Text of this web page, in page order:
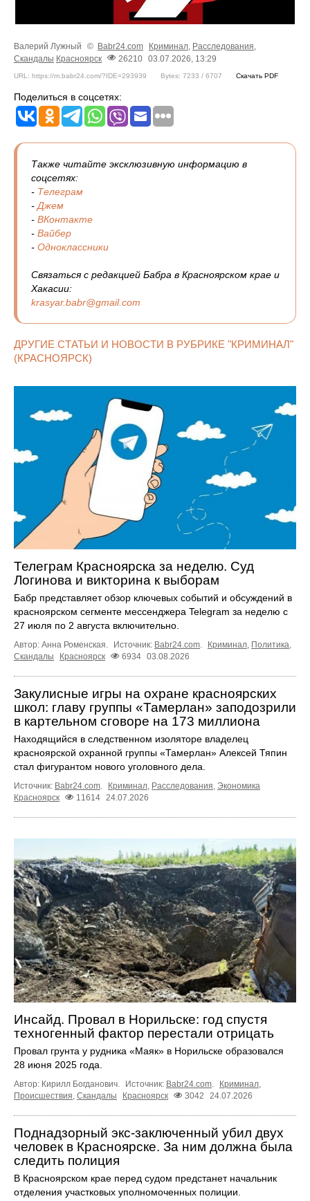
Валерий Лужный © Babr24.com Криминал, Расследования,
Скандалы Красноярск 26210 03.07.2026, 13:29
URL: https://m.babr24.com/?IDE=293939 Bytes: 7233 / 6707 Скачать PDF
Поделиться в соцсетях:
Также читайте эксклюзивную информацию в
соцсетях:
- Телеграм
- Джем
- ВКонтакте
- Вайбер
- Одноклассники
Связаться с редакцией Бабра в Красноярском крае и
Хакасии:
krasyar.babr@gmail.com
ДРУГИЕ СТАТЬИ И НОВОСТИ В РУБРИКЕ "КРИМИНАЛ"
(КРАСНОЯРСК)
Телеграм Красноярска за неделю. Суд
Логинова и викторина к выборам
Бабр представляет обзор ключевых событий и обсуждений в
красноярском сегменте мессенджера Telegram за неделю с
27 июля по 2 августа включительно.
Автор: Анна Роменская. Источник: Babr24.com. Криминал, Политика,
Скандалы
Красноярск 6934 03.08.2026
Закулисные игры на охране красноярских
школ: главу группы «Тамерлан» заподозрили
в картельном сговоре на 173 миллиона
Находящийся в следственном изоляторе владелец
красноярской охранной группы «Тамерлан» Алексей Тяпин
стал фигурантом нового уголовного дела.
Источник: Babr24.com. Криминал, Расследования, Экономика
Красноярск
11614 24.07.2026
Инсайд. Провал в Норильске: год спустя
техногенный фактор перестали отрицать
Провал грунта у рудника «Маяк» в Норильске образовался
28 июня 2025 года.
Автор: Кирилл Богданович. Источник: Babr24.com. Криминал,
Происшествия, Скандалы Красноярск 3042 24.07.2026
Поднадзорный экс-заключенный убил двух
человек в Красноярске. За ним должна была
следить полиция
В Красноярском крае перед судом предстанет начальник
отделения участковых уполномоченных полиции.